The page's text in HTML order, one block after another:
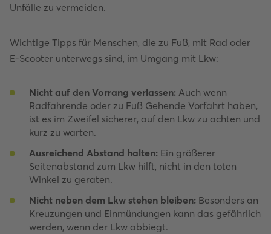
Unfälle zu vermeiden.
Wichtige Tipps für Menschen, die zu Fuß, mit Rad oder
E-Scooter unterwegs sind, im Umgang mit Lkw:
Nicht auf den Vorrang verlassen: Auch wenn
Radfahrende oder zu Fuß Gehende Vorfahrt haben,
ist es im Zweifel sicherer, auf den Lkw zu achten und
kurz zu warten.
Ausreichend Abstand halten: Ein größerer
Seitenabstand zum Lkw hilft, nicht in den toten
Winkel zu geraten.
Nicht neben dem Lkw stehen bleiben: Besonders an
Kreuzungen und Einmündungen kann das gefährlich
werden, wenn der Lkw abbiegt.